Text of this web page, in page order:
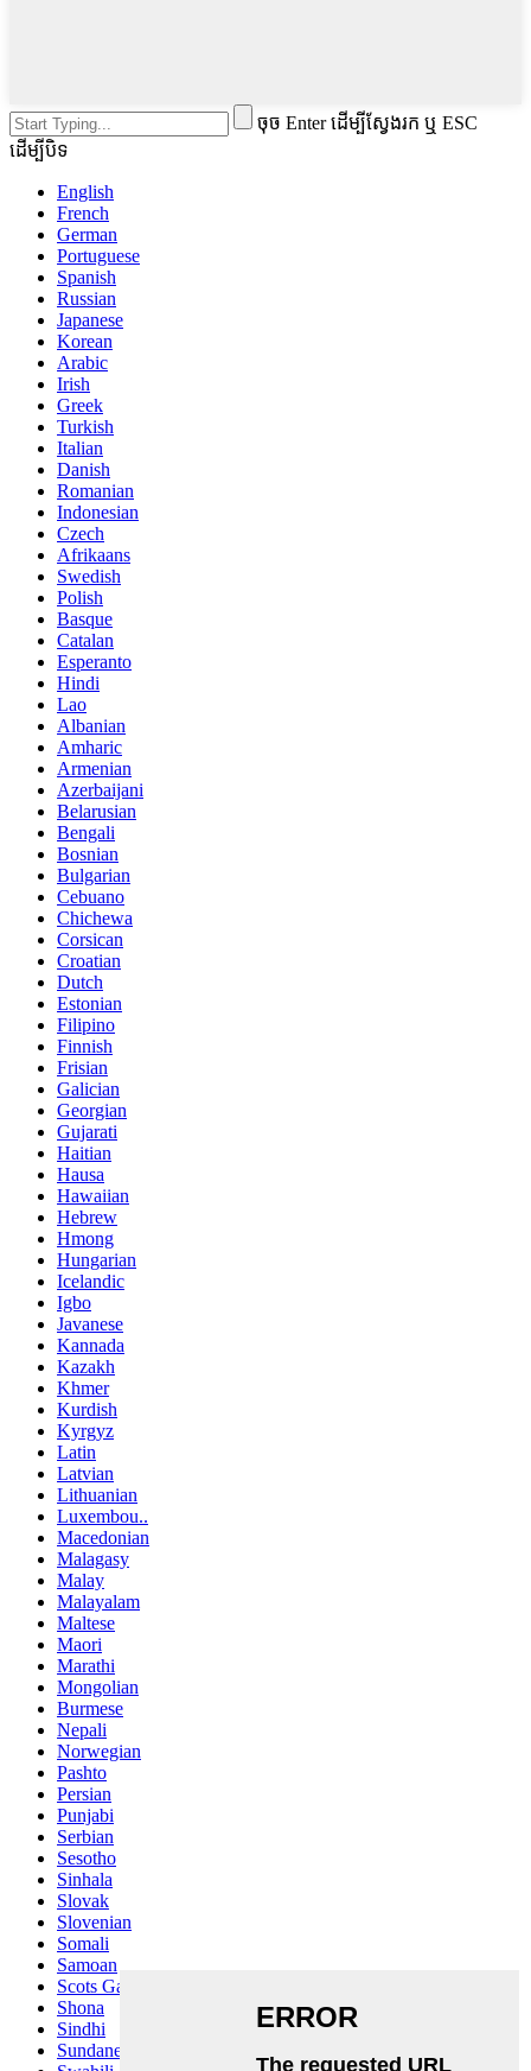
ចុច Enter ដើម្បីស្វែងរក ឬ ESC
ដើម្បីបិទ
English
French
German
Portuguese
Spanish
Russian
Japanese
Korean
Arabic
Irish
Greek
Turkish
Italian
Danish
Romanian
Indonesian
Czech
Afrikaans
Swedish
Polish
Basque
Catalan
Esperanto
Hindi
Lao
Albanian
Amharic
Armenian
Azerbaijani
Belarusian
Bengali
Bosnian
Bulgarian
Cebuano
Chichewa
Corsican
Croatian
Dutch
Estonian
Filipino
Finnish
Frisian
Galician
Georgian
Gujarati
Haitian
Hausa
Hawaiian
Hebrew
Hmong
Hungarian
Icelandic
Igbo
Javanese
Kannada
Kazakh
Khmer
Kurdish
Kyrgyz
Latin
Latvian
Lithuanian
Luxembou..
Macedonian
Malagasy
Malay
Malayalam
Maltese
Maori
Marathi
Mongolian
Burmese
Nepali
Norwegian
Pashto
Persian
Punjabi
Serbian
Sesotho
Sinhala
Slovak
Slovenian
Somali
Samoan
Scots Gaelic
Shona
Sindhi
Sundanese